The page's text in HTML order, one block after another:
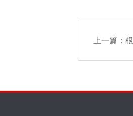
上一篇：